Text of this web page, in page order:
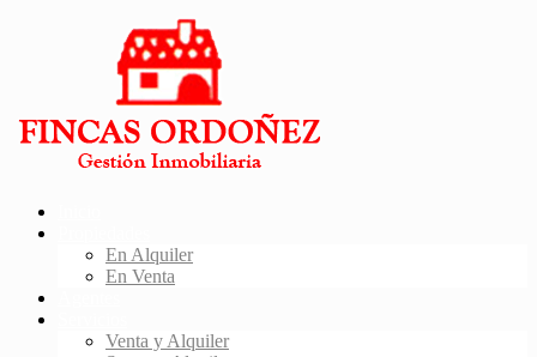
En Alquiler
En Venta
Venta y Alquiler